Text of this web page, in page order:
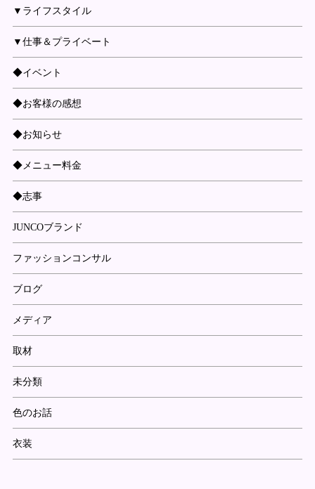
▼ライフスタイル
▼仕事＆プライベート
◆イベント
◆お客様の感想
◆お知らせ
◆メニュー料金
◆志事
JUNCOブランド
ファッションコンサル
ブログ
メディア
取材
未分類
色のお話
衣装